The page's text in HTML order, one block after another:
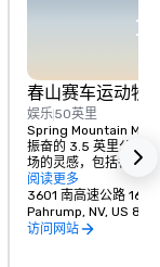
春山赛车运动牧
娱乐50英里
Spring Mountain
振奋的 3.5 英里公路
场的灵感，包括各种
街道赛道的激动人心
斯波特的 Moss
大安大略省的国际赛
会发现倾斜的角落、
阅读更多
3601 南高速公路 160
Pahrump, NV, US
访问网站